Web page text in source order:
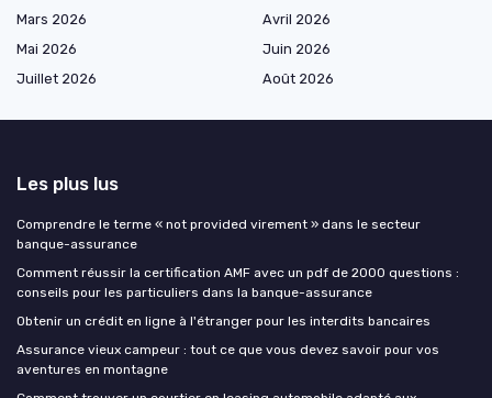
Mars 2026
Avril 2026
Mai 2026
Juin 2026
Juillet 2026
Août 2026
Les plus lus
Comprendre le terme « not provided virement » dans le secteur
banque-assurance
Comment réussir la certification AMF avec un pdf de 2000 questions :
conseils pour les particuliers dans la banque-assurance
Obtenir un crédit en ligne à l'étranger pour les interdits bancaires
Assurance vieux campeur : tout ce que vous devez savoir pour vos
aventures en montagne